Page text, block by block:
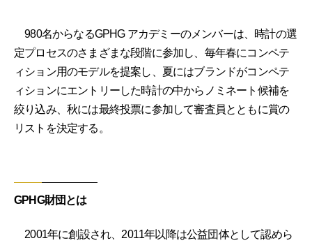
980名からなるGPHG アカデミーのメンバーは、時計の選
定プロセスのさまざまな段階に参加し、毎年春にコンペテ
ィション用のモデルを提案し、夏にはブランドがコンペテ
ィションにエントリーした時計の中からノミネート候補を
絞り込み、秋には最終投票に参加して審査員とともに賞の
リストを決定する。
GPHG財団とは
2001年に創設され、2011年以降は公益団体として認めら